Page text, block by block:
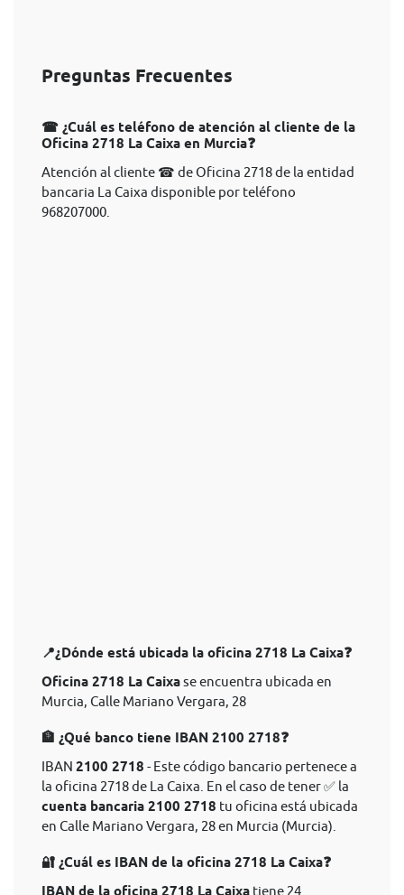
Preguntas Frecuentes
☎ ¿Cuál es teléfono de atención al cliente de la
Oficina 2718 La Caixa en Murcia❓
Atención al cliente ☎ de Oficina 2718 de la entidad
bancaria La Caixa disponible por teléfono
968207000.
📍¿Dónde está ubicada la oficina 2718 La Caixa❓
Oficina 2718 La Caixase encuentra ubicada en
Murcia, Calle Mariano Vergara, 28
🏦 ¿Qué banco tiene IBAN 2100 2718❓
IBAN 2100 2718 - Este código bancario pertenece a
la oficina 2718 de La Caixa. En el caso de tener ✅ la
cuenta bancaria 2100 2718 tu oficina está ubicada
en Calle Mariano Vergara, 28 en Murcia (Murcia).
🔐 ¿Cuál es IBAN de la oficina 2718 La Caixa❓
IBAN de la oficina 2718 La Caixa tiene 24